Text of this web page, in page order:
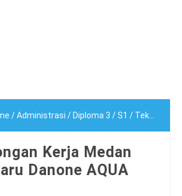
/Administrasi / Diploma 3 /S1 / Teknik
Kerja Medan
Danone AQUA